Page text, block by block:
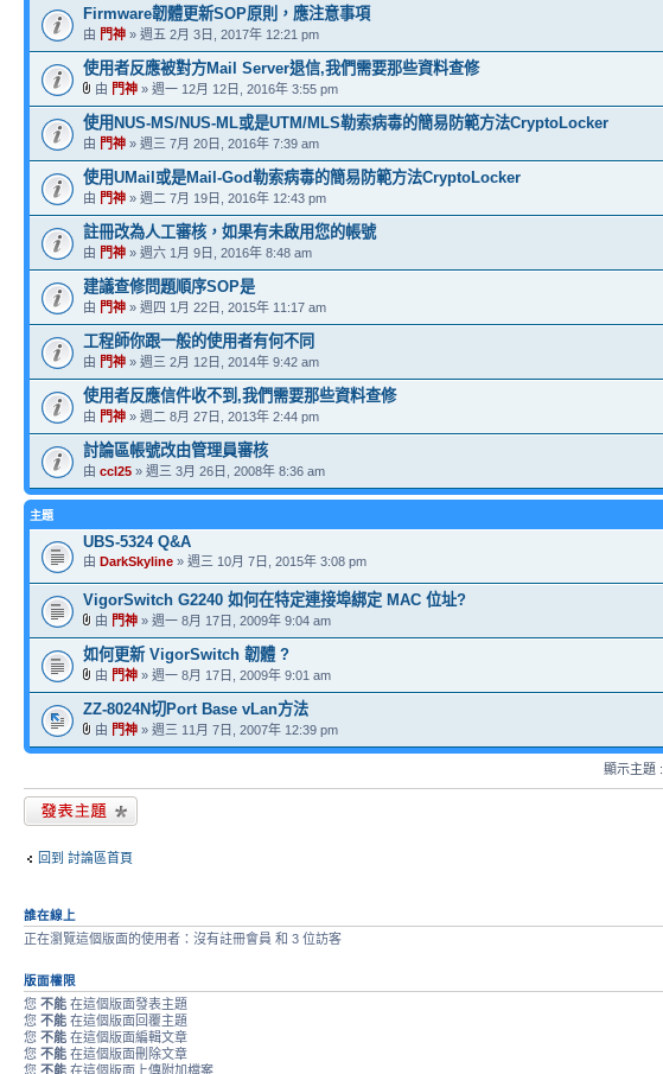
Firmware韌體更新SOP原則，應注意事項
由 門神 » 週五 2月 3日, 2017年 12:21 pm
使用者反應被對方Mail Server退信,我們需要那些資料查修
由 門神 » 週一 12月 12日, 2016年 3:55 pm
使用NUS-MS/NUS-ML或是UTM/MLS勒索病毒的簡易防範方法CryptoLocker
由 門神 » 週三 7月 20日, 2016年 7:39 am
使用UMail或是Mail-God勒索病毒的簡易防範方法CryptoLocker
由 門神 » 週二 7月 19日, 2016年 12:43 pm
註冊改為人工審核，如果有未啟用您的帳號
由 門神 » 週六 1月 9日, 2016年 8:48 am
建議查修問題順序SOP是
由 門神 » 週四 1月 22日, 2015年 11:17 am
工程師你跟一般的使用者有何不同
由 門神 » 週三 2月 12日, 2014年 9:42 am
使用者反應信件收不到,我們需要那些資料查修
由 門神 » 週二 8月 27日, 2013年 2:44 pm
討論區帳號改由管理員審核
由 ccl25 » 週三 3月 26日, 2008年 8:36 am
主題
UBS-5324 Q&A
由 DarkSkyline » 週三 10月 7日, 2015年 3:08 pm
VigorSwitch G2240 如何在特定連接埠綁定 MAC 位址?
由 門神 » 週一 8月 17日, 2009年 9:04 am
如何更新 VigorSwitch 韌體 ?
由 門神 » 週一 8月 17日, 2009年 9:01 am
ZZ-8024N切Port Base vLan方法
由 門神 » 週三 11月 7日, 2007年 12:39 pm
顯示主題 :
發表新主題
回到 討論區首頁
誰在線上
正在瀏覽這個版面的使用者：沒有註冊會員 和 3 位訪客
版面權限
您 不能 在這個版面發表主題
您 不能 在這個版面回覆主題
您 不能 在這個版面編輯文章
您 不能 在這個版面刪除文章
您 不能 在這個版面上傳附加檔案